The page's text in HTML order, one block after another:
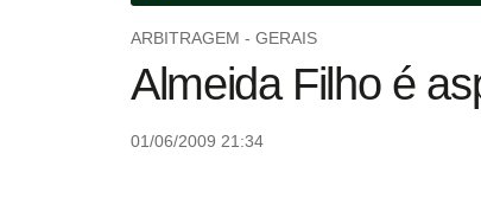
ARBITRAGEM - GERAIS
Almeida Filho é
01/06/2009 21:34